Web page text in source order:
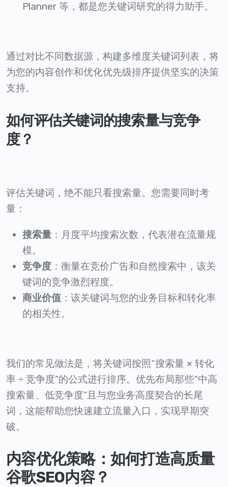
Planner 等，都是您关键词研究的得力助手。
通过对比不同数据源，构建多维度关键词列表，将
为您的内容创作和优化优先级排序提供坚实的决策
支持。
如何评估关键词的搜索量与竞争
度？
评估关键词，绝不能只看搜索量。您需要同时考
量：
搜索量 ：月度平均搜索次数，代表潜在流量规
模。
竞争度 ：衡量在竞价广告和自然搜索中，该关
键词的竞争激烈程度。
商业价值 ：该关键词与您的业务目标和转化率
的相关性。
我们的常见做法是，将关键词按照“搜索量 × 转化
率 ÷ 竞争度”的公式进行排序。优先布局那些“中高
搜索量、低竞争度”且与您业务高度契合的长尾
词，这能帮助您快速建立流量入口，实现早期突
破。
内容优化策略：如何打造高质量
谷歌SEO内容？